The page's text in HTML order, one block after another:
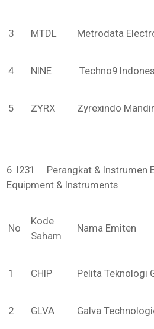
3 MTDL Metrodata
4 NINE Techno9
5 ZYRX Zyrexindo
6 I231 Perangkat & Instrumen
Equipment & Instruments
No
Kode
Saham
Nama Emiten
1 CHIP Pelita Teknologi
2 GLVA Galva